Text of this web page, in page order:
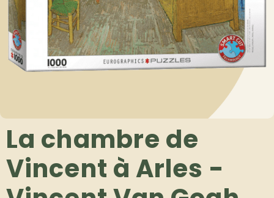
La chambre de
Vincent à Arles -